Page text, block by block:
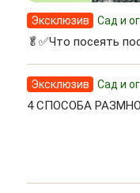
Эксклюзив Сад и
🥬✅Что посеять
Эксклюзив Сад и
4 СПОСОБА